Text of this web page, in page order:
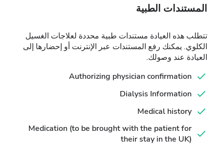
المستندات الطبية
تتطلب هذه العيادة مستندات طبية محددة لعلاجات الغسيل
الكلوي. يمكنك رفع المستندات عبر الإنترنت أو إحضارها إلى
العيادة عند وصولك.
Authorizing physician confirmation
Dialysis Information
Medical history
Medication (to be brought with the patient for
their stay in the UK)